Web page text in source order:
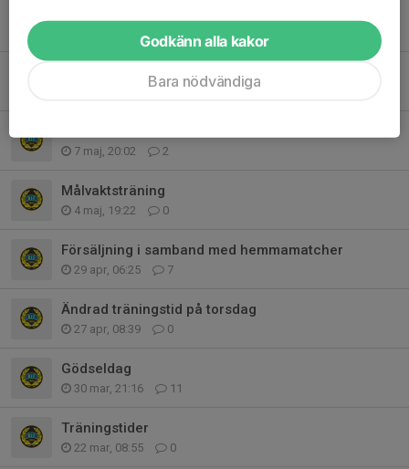
0
7 maj, 20:02 2
Målvaktsträning
4 maj, 19:22 0
Försäljning i samband med hemmamatcher
29 apr, 06:25 7
Ändrad träningstid på torsdag
27 apr, 08:39 0
Gödseldag
30 mar, 21:16 11
Träningstider
22 mar, 08:55 0
Godkänn alla kakor
Bara nödvändiga